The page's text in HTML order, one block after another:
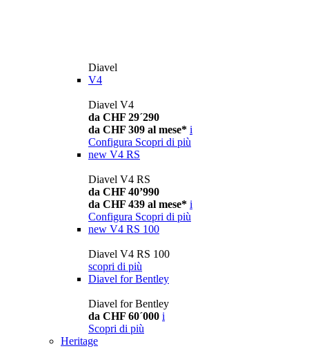
Diavel
V4
Diavel V4
da CHF 29´290
da CHF 309 al mese* i
Configura Scopri di più
new V4 RS
Diavel V4 RS
da CHF 40’990
da CHF 439 al mese* i
Configura Scopri di più
new V4 RS 100
Diavel V4 RS 100
scopri di più
Diavel for Bentley
Diavel for Bentley
da CHF 60´000 i
Scopri di più
Heritage